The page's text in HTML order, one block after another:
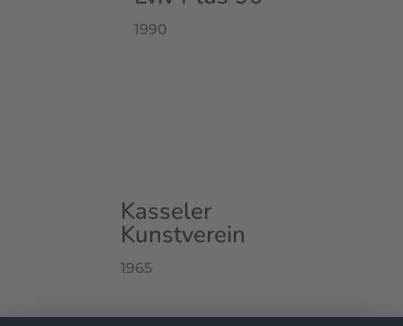
1990
Kasseler
Kunstverein
1965